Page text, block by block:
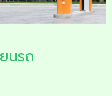
นรถ